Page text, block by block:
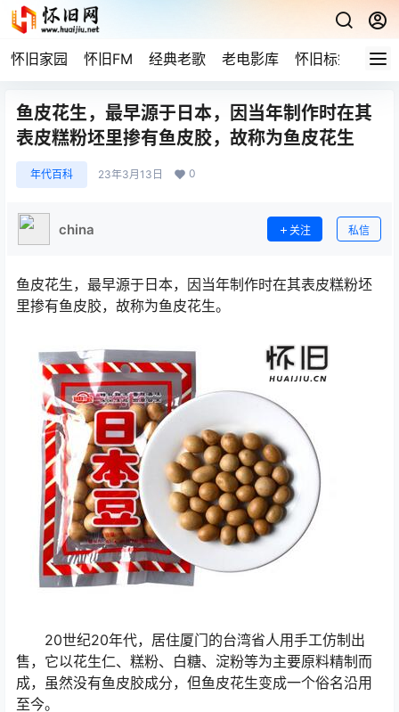
怀旧家园 怀旧FM 经典老歌 老电影库 怀旧标签 网
鱼皮花生，最早源于日本，因当年制作时在其
表皮糕粉坯里掺有鱼皮胶，故称为鱼皮花生
年代百科 23年3月13日 0
china 关注 私信
鱼皮花生，最早源于日本，因当年制作时在其表皮糕粉坯
里掺有鱼皮胶，故称为鱼皮花生。
20世纪20年代，居住厦门的台湾省人用手工仿制出
售，它以花生仁、糕粉、白糖、淀粉等为主要原料精制而
成，虽然没有鱼皮胶成分，但鱼皮花生变成一个俗名沿用
至今。